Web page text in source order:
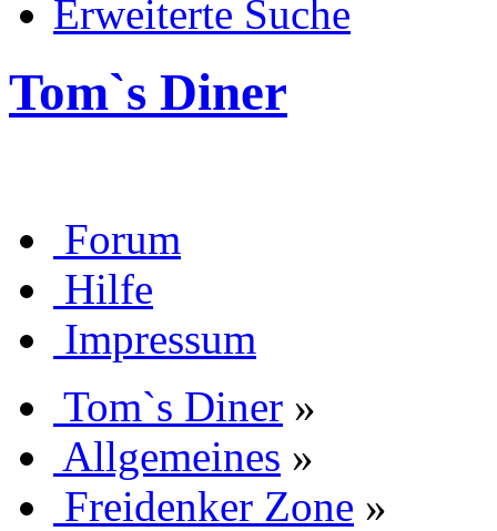
Erweiterte Suche
Tom`s Diner
Forum
Hilfe
Impressum
Tom`s Diner »
Allgemeines »
Freidenker Zone »